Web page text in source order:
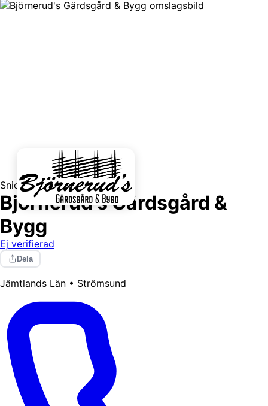
Snickare
Björnerud's Gärdsgård &
Bygg
Ej verifierad
Dela
Jämtlands Län • Strömsund